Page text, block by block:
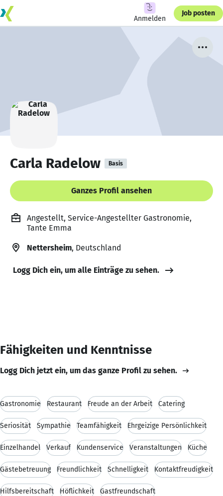
Anmelden
Job posten
Carla Radelow Basis
Ganzes Profil ansehen
Angestellt, Service-Angestellter Gastronomie,
Tante Emma
Nettersheim, Deutschland
Logg Dich ein, um alle Einträge zu sehen.
Fähigkeiten und Kenntnisse
Logg Dich jetzt ein, um das ganze Profil zu sehen.
Gastronomie Restaurant Freude an der Arbeit Catering
Seriosität Sympathie Teamfähigkeit Ehrgeizige Persönlichkeit
Einzelhandel Verkauf Kundenservice Veranstaltungen Küche
Gästebetreuung Freundlichkeit Schnelligkeit Kontaktfreudigkeit
Hilfsbereitschaft Höflichkeit Gastfreundschaft